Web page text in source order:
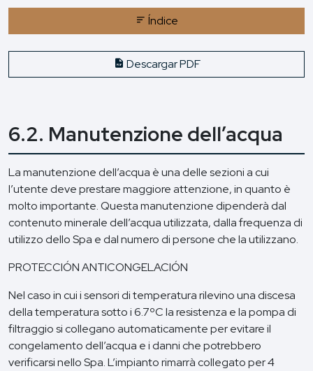
Índice
Descargar PDF
6.2. Manutenzione dell’acqua
La manutenzione dell’acqua è una delle sezioni a cui
l’utente deve prestare maggiore attenzione, in quanto è
molto importante. Questa manutenzione dipenderà dal
contenuto minerale dell’acqua utilizzata, dalla frequenza di
utilizzo dello Spa e dal numero di persone che la utilizzano.
PROTECCIÓN ANTICONGELACIÓN
Nel caso in cui i sensori di temperatura rilevino una discesa
della temperatura sotto i 6.7ºC la resistenza e la pompa di
filtraggio si collegano automaticamente per evitare il
congelamento dell’acqua e i danni che potrebbero
verificarsi nello Spa. L’impianto rimarrà collegato per 4